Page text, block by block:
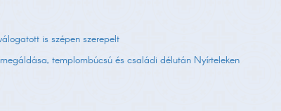
is szépen szerepelt
templombúcsú és családi délután Nyírteleken